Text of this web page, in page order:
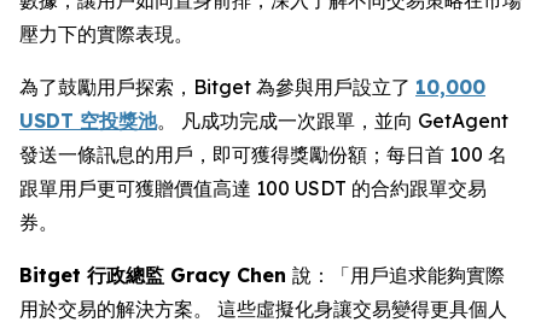
壓力下的實際表現。
為了鼓勵用戶探索，Bitget 為參與用戶設立了 10,000
USDT 空投獎池。 凡成功完成一次跟單，並向 GetAgent
發送一條訊息的用戶，即可獲得獎勵份額；每日首 100 名
跟單用戶更可獲贈價值高達 100 USDT 的合約跟單交易
券。
Bitget 行政總監 Gracy Chen 說：「用戶追求能夠實際
用於交易的解決方案。 這些虛擬化身讓交易變得更具個人